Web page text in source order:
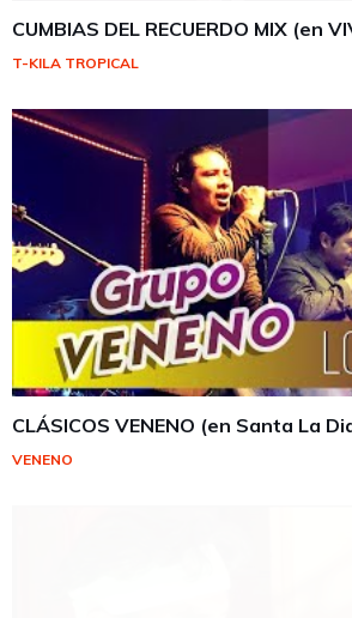
CUMBIAS DEL RECUERDO MIX (en
T-KILA TROPICAL
CLÁSICOS VENENO (en Santa La
VENENO